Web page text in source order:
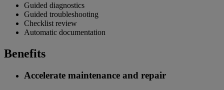
Guided diagnostics
Guided troubleshooting
Checklist review
Automatic documentation
Benefits
Accelerate maintenance and repair